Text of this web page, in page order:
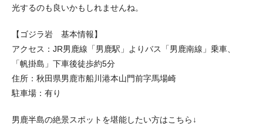
光するのも良いかもしれませんね。
【ゴジラ岩 基本情報】
アクセス：JR男鹿線「男鹿駅」よりバス「男鹿南線」乗車、
「帆掛島」下車後徒歩約5分
住所：秋田県男鹿市船川港本山門前字馬場崎
駐車場：有り
男鹿半島の絶景スポットを堪能したい方はこちら↓